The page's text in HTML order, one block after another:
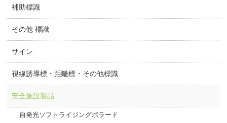
補助標識
その他 標識
サイン
視線誘導標・距離標・その他標識
安全施設製品
自発光ソフトライジングボラード